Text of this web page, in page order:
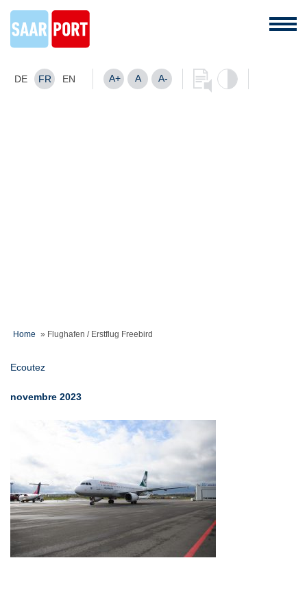
DE FR EN A+ A A-
Home » Flughafen / Erstflug Freebird
Ecoutez
novembre 2023